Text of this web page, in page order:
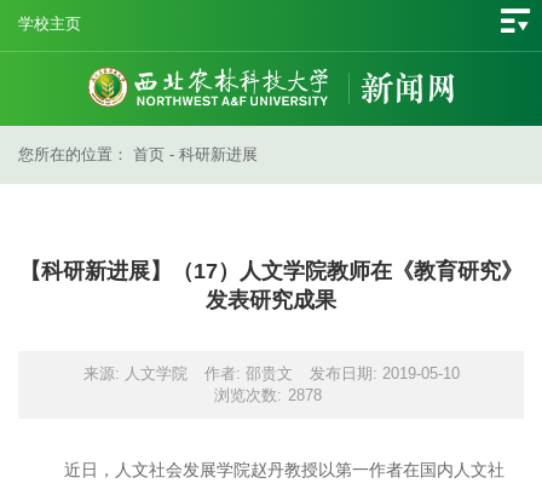
学校主页
您所在的位置： 首页 - 科研新进展
【科研新进展】（17）人文学院教师在《教育研究》
发表研究成果
来源: 人文学院 作者: 邵贵文
发布日期: 2019-05-10
浏览次数: 2878
近日，人文社会发展学院赵丹教授以第一作者在国内人文社